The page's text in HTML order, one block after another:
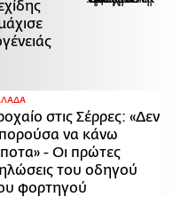
στις Σέρρες: «Δεν
να κάνω
- Οι πρώτες
του οδηγού
φορτηγού